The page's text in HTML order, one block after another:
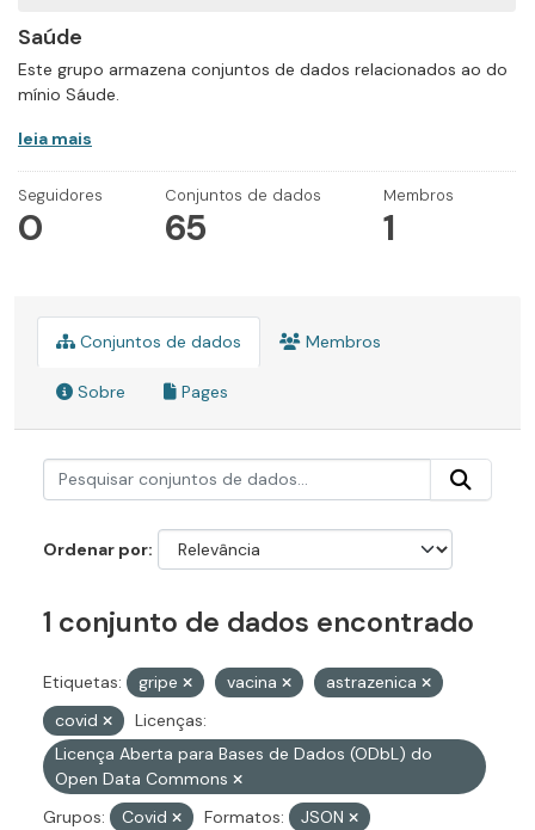
Saúde
Este grupo armazena conjuntos de dados relacionados ao do
mínio Sáude.
leia mais
Seguidores
0
Conjuntos de dados
65
Membros
1
Conjuntos de dados Membros
Sobre Pages
Ordenar por
1 conjunto de dados encontrado
Etiquetas: gripe vacina
astrazenica
covid
Licenças:
Licença Aberta para Bases de Dados (ODbL) do
Open Data Commons
Grupos:
Covid Formatos:
JSON